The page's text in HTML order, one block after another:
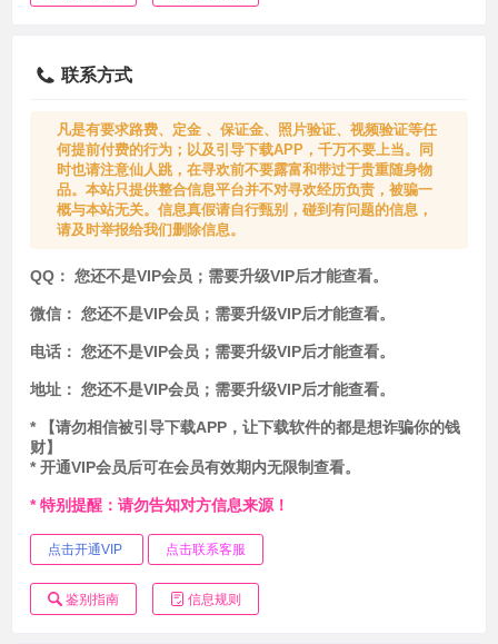
联系方式
凡是有要求路费、定金 、保证金、照片验证、视频验证等任
何提前付费的行为；以及引导下载APP，千万不要上当。同
时也请注意仙人跳，在寻欢前不要露富和带过于贵重随身物
品。本站只提供整合信息平台并不对寻欢经历负责，被骗一
概与本站无关。信息真假请自行甄别，碰到有问题的信息，
请及时举报给我们删除信息。
QQ： 您还不是VIP会员；需要升级VIP后才能查看。
微信： 您还不是VIP会员；需要升级VIP后才能查看。
电话： 您还不是VIP会员；需要升级VIP后才能查看。
地址： 您还不是VIP会员；需要升级VIP后才能查看。
* 【请勿相信被引导下载APP，让下载软件的都是想诈骗你的钱
财】
* 开通VIP会员后可在会员有效期内无限制查看。
* 特别提醒：请勿告知对方信息来源！
点击开通VIP 点击联系客服
鉴别指南 信息规则